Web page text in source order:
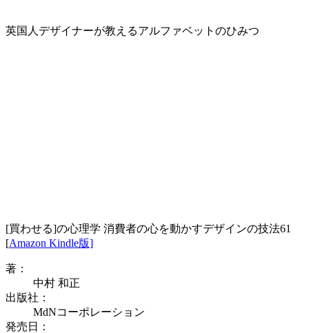
英国人デザイナーが教えるアルファベットのひみつ
[買わせる]の心理学 消費者の心を動かすデザインの技法61
[Amazon Kindle版]
著：
中村 和正
出版社：
MdNコーポレーション
発売日：